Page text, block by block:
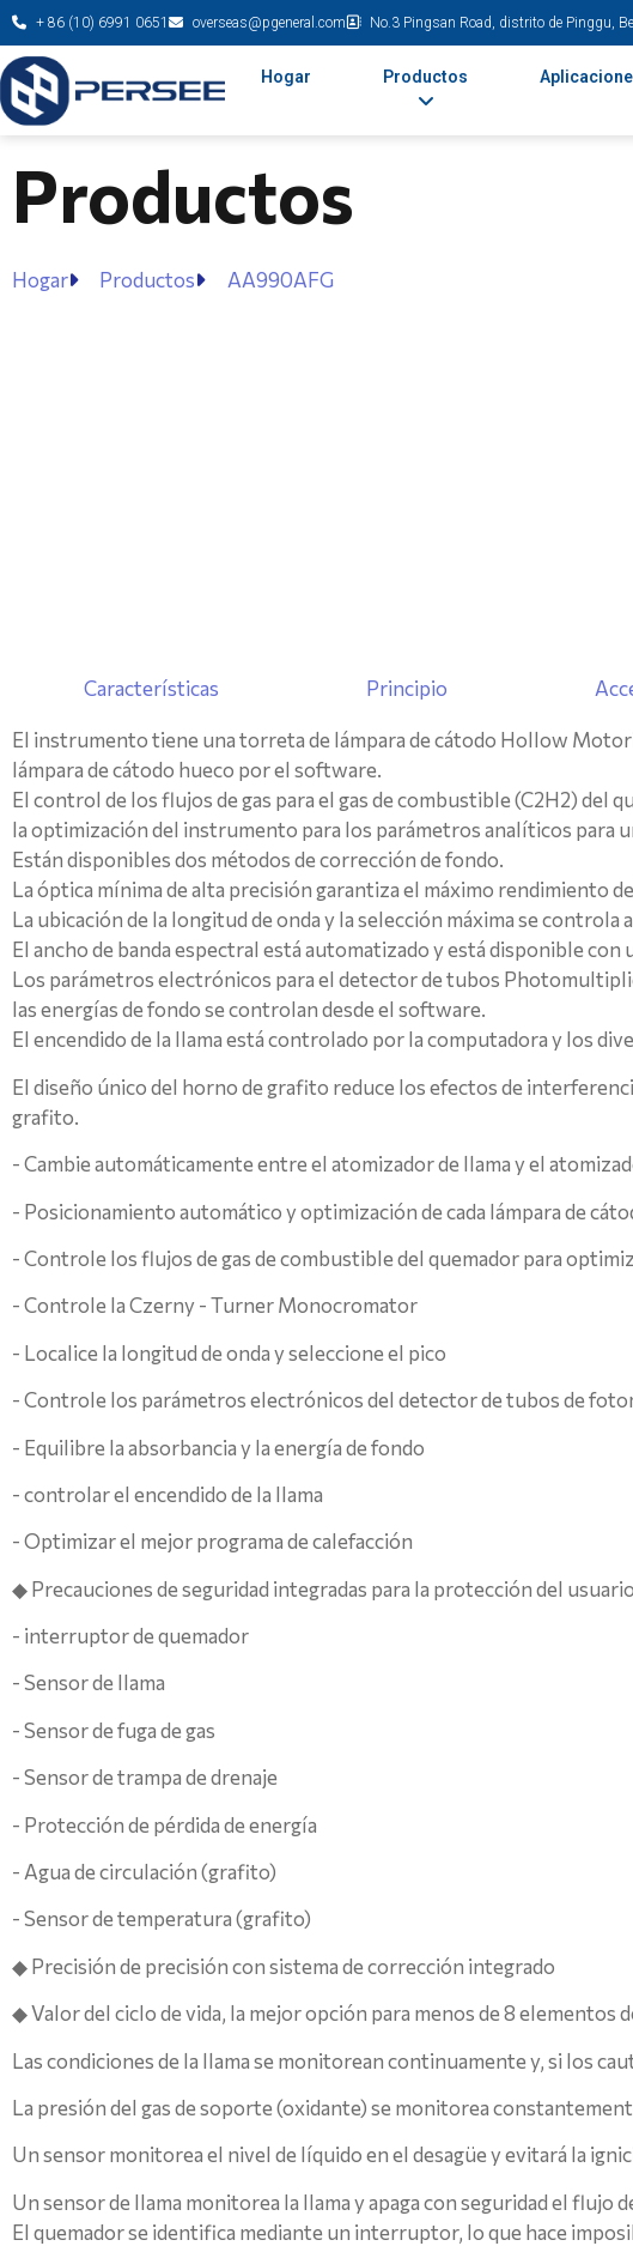
+ 86 (10) 6991 0651 overseas@pgeneral.com No.3 Pingsan Road, distrito de Pinggu,
Hogar Productos
Productos
Hogar Productos AA990AFG
Características Principio
El instrumento tiene una torreta de lámpara de cátodo Hollow
lámpara de cátodo hueco por el software.
El control de los flujos de gas para el gas de combustible (C2H2) del
la optimización del instrumento para los parámetros analíticos para
Están disponibles dos métodos de corrección de fondo.
La óptica mínima de alta precisión garantiza el máximo rendimiento
La ubicación de la longitud de onda y la selección máxima se
El ancho de banda espectral está automatizado y está disponible con
Los parámetros electrónicos para el detector de tubos
las energías de fondo se controlan desde el software.
El encendido de la llama está controlado por la computadora y los
El diseño único del horno de grafito reduce los efectos de
grafito.
- Cambie automáticamente entre el atomizador de llama y el
- Posicionamiento automático y optimización de cada lámpara de
- Controle los flujos de gas de combustible del quemador para
- Controle la Czerny - Turner Monocromator
- Localice la longitud de onda y seleccione el pico
- Controle los parámetros electrónicos del detector de tubos de
- Equilibre la absorbancia y la energía de fondo
- controlar el encendido de la llama
- Optimizar el mejor programa de calefacción
◆ Precauciones de seguridad integradas para la protección del
- interruptor de quemador
- Sensor de llama
- Sensor de fuga de gas
- Sensor de trampa de drenaje
- Protección de pérdida de energía
- Agua de circulación (grafito)
- Sensor de temperatura (grafito)
◆ Precisión de precisión con sistema de corrección integrado
◆ Valor del ciclo de vida, la mejor opción para menos de 8 elementos
Las condiciones de la llama se monitorean continuamente y, si los
La presión del gas de soporte (oxidante) se monitorea
Un sensor monitorea el nivel de líquido en el desagüe y evitará la
Un sensor de llama monitorea la llama y apaga con seguridad el flujo
El quemador se identifica mediante un interruptor, lo que hace